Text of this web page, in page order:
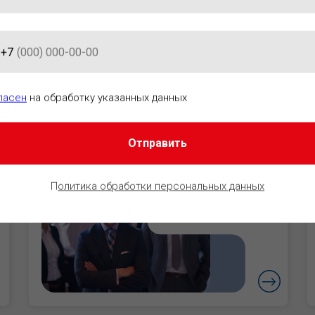
ПРАВОВОГО
Руководители
Уверенность в
безопасности
+7
на обработку указанных данных
Отправить
Политика обработки персональных данных